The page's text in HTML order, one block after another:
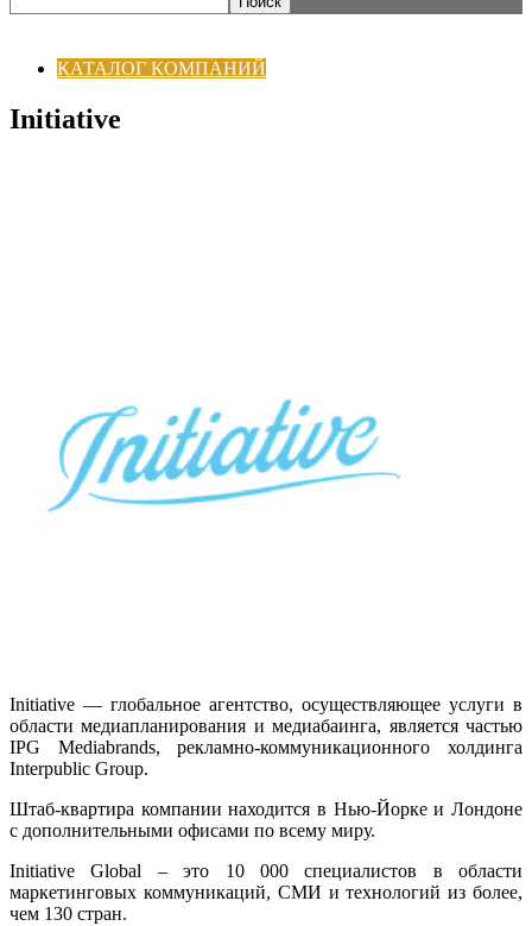
КАТАЛОГ КОМПАНИЙ
Initiative
Initiative — глобальное агентство, осуществляющее услуги в
области медиапланирования и медиабаинга, является частью
IPG Mediabrands, рекламно-коммуникационного холдинга
Interpublic Group.
Штаб-квартира компании находится в Нью-Йорке и Лондоне
с дополнительными офисами по всему миру.
Initiative Global – это 10 000 специалистов в области
маркетинговых коммуникаций, СМИ и технологий из более,
чем 130 стран.